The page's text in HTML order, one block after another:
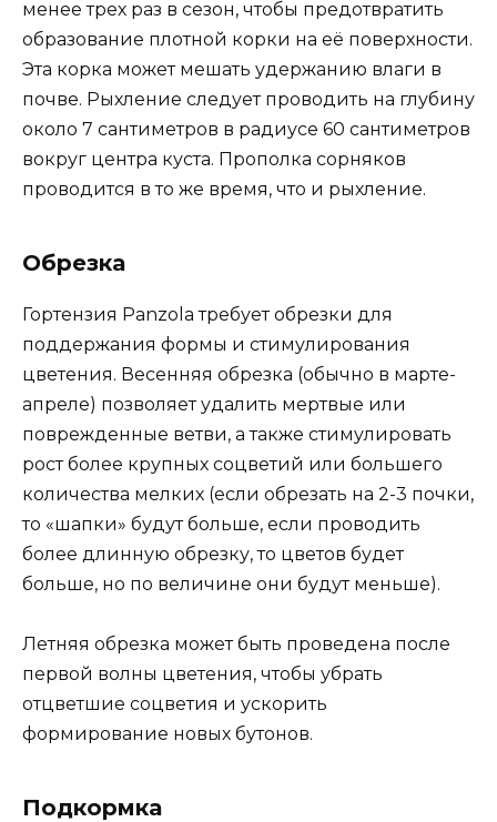
менее трех раз в сезон, чтобы предотвратить
образование плотной корки на её поверхности.
Эта корка может мешать удержанию влаги в
почве. Рыхление следует проводить на глубину
около 7 сантиметров в радиусе 60 сантиметров
вокруг центра куста. Прополка сорняков
проводится в то же время, что и рыхление.
Обрезка
Гортензия Panzola требует обрезки для
поддержания формы и стимулирования
цветения. Весенняя обрезка (обычно в марте-
апреле) позволяет удалить мертвые или
поврежденные ветви, а также стимулировать
рост более крупных соцветий или большего
количества мелких (если обрезать на 2-3 почки,
то «шапки» будут больше, если проводить
более длинную обрезку, то цветов будет
больше, но по величине они будут меньше).
Летняя обрезка может быть проведена после
первой волны цветения, чтобы убрать
отцветшие соцветия и ускорить
формирование новых бутонов.
Подкормка